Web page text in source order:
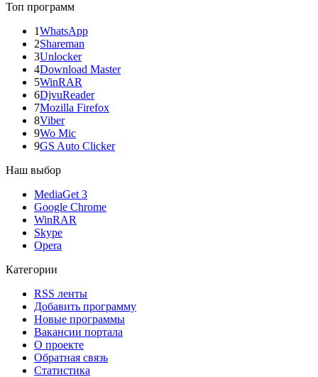
Топ программ
1WhatsApp
2Shareman
3Unlocker
4Download Master
5WinRAR
6DjvuReader
7Mozilla Firefox
8Viber
9Wo Mic
9GS Auto Clicker
Наш выбор
MediaGet 3
Google Chrome
WinRAR
Skype
Opera
Категории
RSS ленты
Добавить программу
Новые программы
Вакансии портала
О проекте
Обратная связь
Статистика